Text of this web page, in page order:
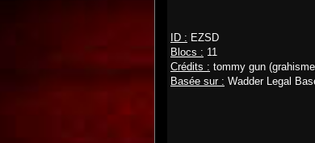
ID : EZSD
Blocs : 11
Crédits : tommy gun
Basée sur : Wadder Legal